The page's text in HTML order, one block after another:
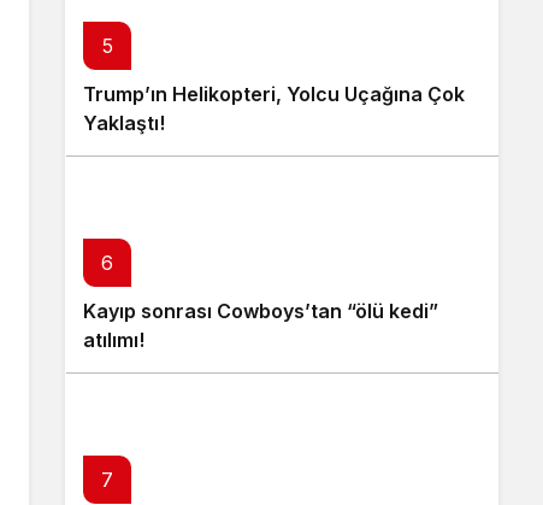
5
Trump’ın Helikopteri, Yolcu Uçağına Çok
Yaklaştı!
6
Kayıp sonrası Cowboys’tan “ölü kedi”
atılımı!
7